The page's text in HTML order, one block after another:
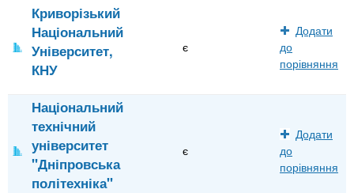
Криворізький
Національний
Університет,
КНУ
є
Додати
до
порівняння
Національний
технічний
університет
"Дніпровська
політехніка"
є
Додати
до
порівняння